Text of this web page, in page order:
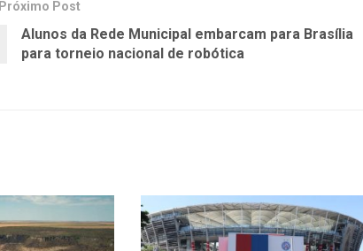
Próximo Post
Alunos da Rede Municipal embarcam para Brasília
para torneio nacional de robótica